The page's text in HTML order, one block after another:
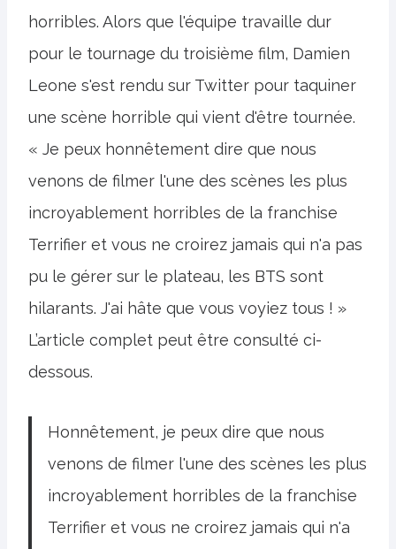
horribles. Alors que l'équipe travaille dur
pour le tournage du troisième film, Damien
Leone s'est rendu sur Twitter pour taquiner
une scène horrible qui vient d'être tournée.
« Je peux honnêtement dire que nous
venons de filmer l'une des scènes les plus
incroyablement horribles de la franchise
Terrifier et vous ne croirez jamais qui n'a pas
pu le gérer sur le plateau, les BTS sont
hilarants. J'ai hâte que vous voyiez tous ! »
L’article complet peut être consulté ci-
dessous.
Honnêtement, je peux dire que nous
venons de filmer l'une des scènes les plus
incroyablement horribles de la franchise
Terrifier et vous ne croirez jamais qui n'a